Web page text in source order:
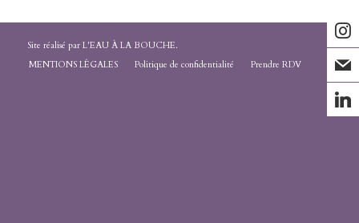
Site réalisé par L'EAU À LA BOUCHE.
MENTIONS LÉGALES
Politique de confidentialité Prendre RDV